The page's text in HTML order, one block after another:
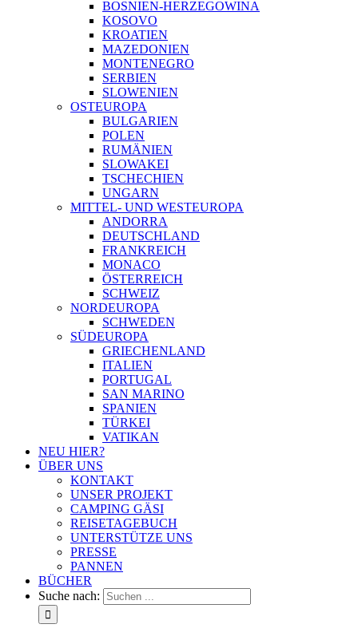
BOSNIEN-HERZEGOWINA
KOSOVO
KROATIEN
MAZEDONIEN
MONTENEGRO
SERBIEN
SLOWENIEN
OSTEUROPA
BULGARIEN
POLEN
RUMÄNIEN
SLOWAKEI
TSCHECHIEN
UNGARN
MITTEL- UND WESTEUROPA
ANDORRA
DEUTSCHLAND
FRANKREICH
MONACO
ÖSTERREICH
SCHWEIZ
NORDEUROPA
SCHWEDEN
SÜDEUROPA
GRIECHENLAND
ITALIEN
PORTUGAL
SAN MARINO
SPANIEN
TÜRKEI
VATIKAN
NEU HIER?
ÜBER UNS
KONTAKT
UNSER PROJEKT
CAMPING GÄSI
REISETAGEBUCH
UNTERSTÜTZE UNS
PRESSE
PANNEN
BÜCHER
Suche nach: